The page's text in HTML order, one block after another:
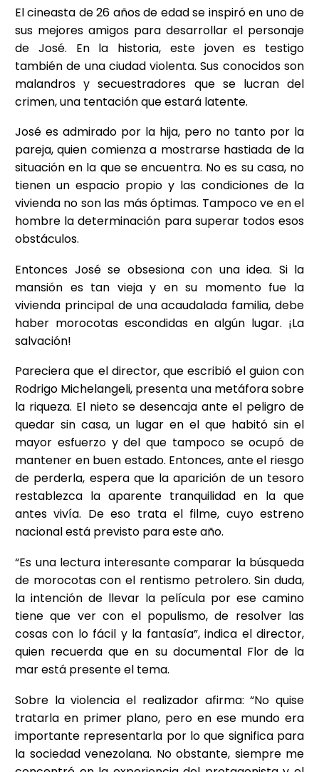
El cineasta de 26 años de edad se inspiró en uno de
sus mejores amigos para desarrollar el personaje
de José. En la historia, este joven es testigo
también de una ciudad violenta. Sus conocidos son
malandros y secuestradores que se lucran del
crimen, una tentación que estará latente.
José es admirado por la hija, pero no tanto por la
pareja, quien comienza a mostrarse hastiada de la
situación en la que se encuentra. No es su casa, no
tienen un espacio propio y las condiciones de la
vivienda no son las más óptimas. Tampoco ve en el
hombre la determinación para superar todos esos
obstáculos.
Entonces José se obsesiona con una idea. Si la
mansión es tan vieja y en su momento fue la
vivienda principal de una acaudalada familia, debe
haber morocotas escondidas en algún lugar. ¡La
salvación!
Pareciera que el director, que escribió el guion con
Rodrigo Michelangeli, presenta una metáfora sobre
la riqueza. El nieto se desencaja ante el peligro de
quedar sin casa, un lugar en el que habitó sin el
mayor esfuerzo y del que tampoco se ocupó de
mantener en buen estado. Entonces, ante el riesgo
de perderla, espera que la aparición de un tesoro
restablezca la aparente tranquilidad en la que
antes vivía. De eso trata el filme, cuyo estreno
nacional está previsto para este año.
“Es una lectura interesante comparar la búsqueda
de morocotas con el rentismo petrolero. Sin duda,
la intención de llevar la película por ese camino
tiene que ver con el populismo, de resolver las
cosas con lo fácil y la fantasía”, indica el director,
quien recuerda que en su documental Flor de la
mar está presente el tema.
Sobre la violencia el realizador afirma: “No quise
tratarla en primer plano, pero en ese mundo era
importante representarla por lo que significa para
la sociedad venezolana. No obstante, siempre me